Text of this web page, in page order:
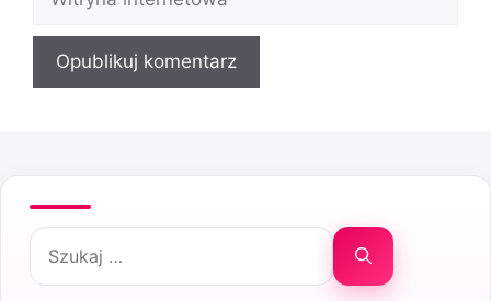
internetowa
Szukaj: